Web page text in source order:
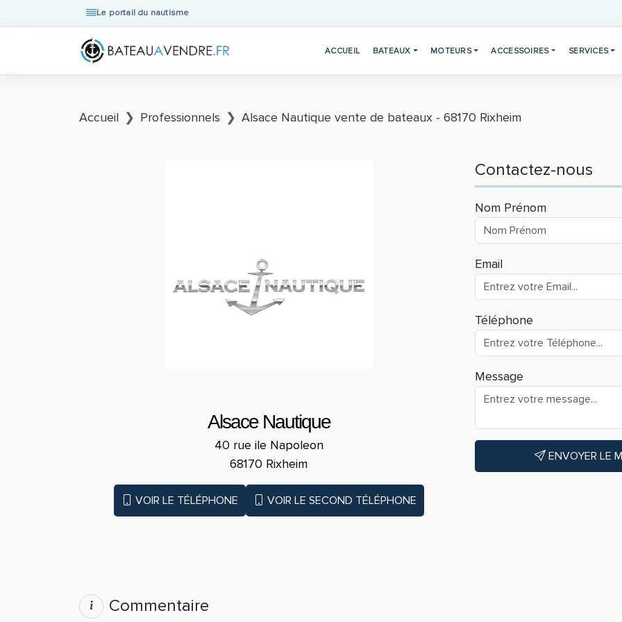
Le portail du nautisme
ACCUEIL BATEAUX MOTEURS ACCESSOIRES SERVICES
Accueil Professionnels Alsace Nautique vente de bateaux - 68170 Rixheim
Alsace Nautique
40 rue ile Napoleon
68170 Rixheim
VOIR LE TÉLÉPHONE VOIR LE SECOND TÉLÉPHONE
Contactez-nous
Nom Prénom
Email
Téléphone
Message
ENVOYER LE
Commentaire